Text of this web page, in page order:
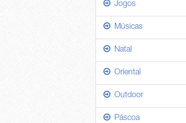
Jogos
Músicas
Natal
Oriental
Outdoor
Páscoa